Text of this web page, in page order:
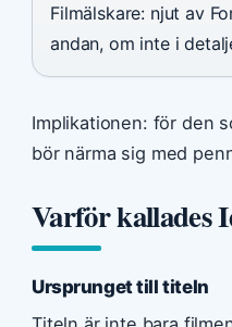
Filmälskare: njut av
andan, om inte i
Implikationen: för den
bör närma sig med
Varför kallades
Ursprunget till titeln